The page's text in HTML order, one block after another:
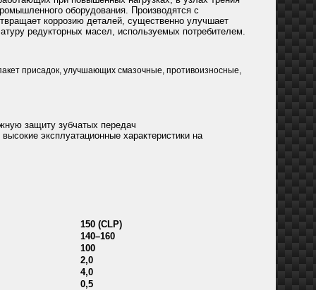
оборудования. Производятся с
коррозию деталей, существенно улучшает
редукторных масел, используемых потребителем.
присадок, улучшающих смазочные, противоизносные,
защиту зубчатых передач
эксплуатационные характеристики на
150 (CLP)
140–160
100
2,0
4,0
0,5